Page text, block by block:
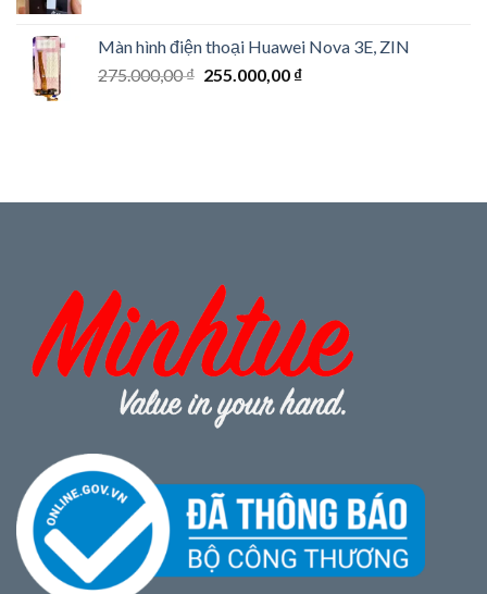
215.000,00 ₫.là:
195.000,00 ₫.
Màn hình điện thoại Huawei Nova 3E, ZIN
275.000,00₫ Giá
255.000,00 ₫Giá